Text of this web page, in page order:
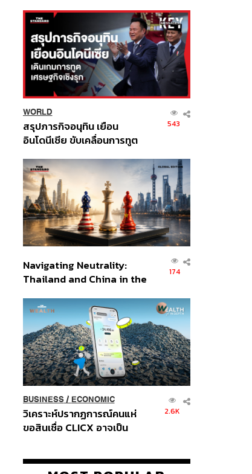
WORLD
สรุปภารกิจอนุทิน เยือน
อินโดนีเซีย ขับเคลื่อนการทูต
ส่วนยุทธศาสตร์ไทย –
อินโดนีเซีย
543
Navigating Neutrality:
Thailand and China in the
Order
174
BUSINESS/ ECONOMIC
วิเคราะห์ปรากฏการณ์คนแห่
ขอสินเชื่อ CLICX อาจเป็น
ปัญหาหนี้ครัวเรือนไทยที่ถูกซุก
2.6K